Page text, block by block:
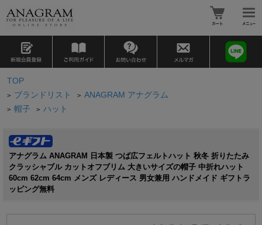
TOP
> ブランドリスト > ANAGRAM アナグラム
> 帽子 > ハット
アナグラム ANAGRAM 日本製 つば広フェルトハット 秋冬 折りたたみ
クラッシャブル カットオフブリム 大きいサイズの帽子 中折れハット
60cm 62cm 64cm メンズ レディース 男女兼用 ハンドメイド ギフトラ
ッピング無料